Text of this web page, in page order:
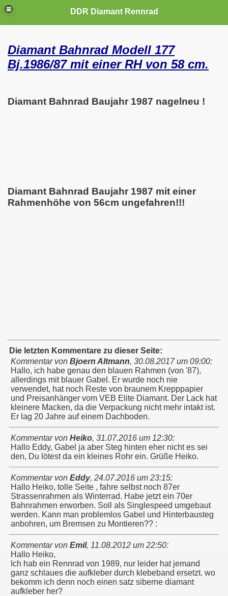
DDR Diamant Rennrad
Diamant Bahnrad Modell 177
Bj.1986/87 mit einer RH von 58 cm.
Diamant Bahnrad Baujahr 1987 nagelneu !
Diamant Bahnrad Baujahr 1987 mit einer
Rahmenhöhe von 56cm ungefahren!!!
Die letzten Kommentare zu dieser Seite:
Kommentar von Bjoern Altmann, 30.08.2017 um 09:00:
Hallo, ich habe genau den blauen Rahmen (von '87),
allerdings mit blauer Gabel. Er wurde noch nie
verwendet, hat noch Reste von braunem Krepppapier
und Preisanhänger vom VEB Elite Diamant. Der Lack hat
kleinere Macken, da die Verpackung nicht mehr intakt ist.
Er lag 20 Jahre auf einem Dachboden.
Kommentar von Heiko, 31.07.2016 um 12:30:
Hallo Eddy, Gabel ja aber Steg hinten eher nicht es sei
den, Du lötest da ein kleines Rohr ein. Grüße Heiko.
Kommentar von Eddy, 24.07.2016 um 23:15:
Hallo Heiko, tolle Seite , fahre selbst noch 87er
Strassenrahmen als Winterrad. Habe jetzt ein 70er
Bahnrahmen erworben. Soll als Singlespeed umgebaut
werden. Kann man problemlos Gabel und Hinterbausteg
anbohren, um Bremsen zu Montieren?? :
Kommentar von Emil, 11.08.2012 um 22:50:
Hallo Heiko,
Ich hab ein Rennrad von 1989, nur leider hat jemand
ganz schlaues die aufkleber durch klebeband ersetzt. wo
bekomm ich denn noch einen satz siberne diamant
aufkleber her?